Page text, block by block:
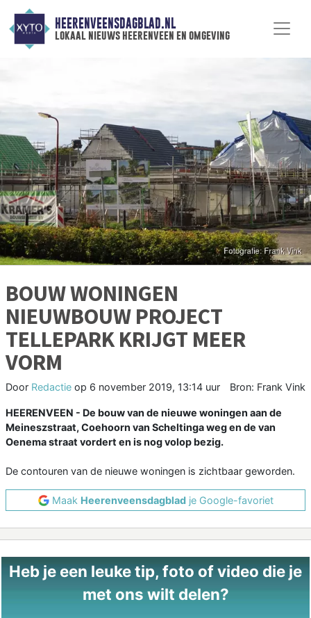
HEERENVEENSDAGBLAD.NL
lokaal nieuws heerenveen en omgeving
BOUW WONINGEN
NIEUWBOUW PROJECT
TELLEPARK KRIJGT MEER
VORM
Door Redactie op 6 november 2019, 13:14 uur Bron: Frank Vink
HEERENVEEN - De bouw van de nieuwe woningen aan de
Meineszstraat, Coehoorn van Scheltinga weg en de van
Oenema straat vordert en is nog volop bezig.
De contouren van de nieuwe woningen is zichtbaar geworden.
Maak Heerenveensdagbladje Google-favoriet
Heb je een leuke tip, foto of video die je
met ons wilt delen?